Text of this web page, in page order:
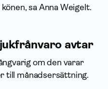
sa Anna Weigelt.
avtar
om den varar
till månadsersättning.